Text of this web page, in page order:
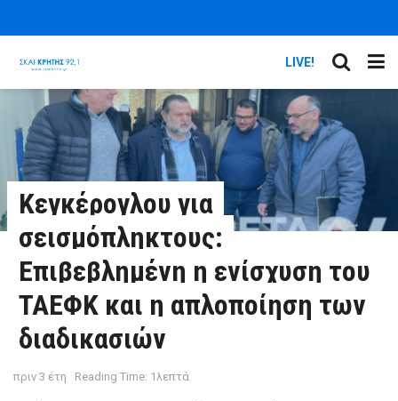
LIVE!
Κεγκέρογλου για
σεισμόπληκτους:
Επιβεβλημένη η ενίσχυση του
ΤΑΕΦΚ και η απλοποίηση των
διαδικασιών
πριν 3 έτη Reading Time: 1λεπτά